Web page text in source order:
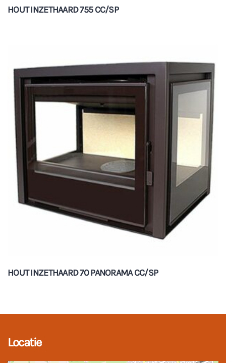
HOUT INZETHAARD 755 CC/SP
HOUT INZETHAARD 70 PANORAMA CC/SP
Locatie